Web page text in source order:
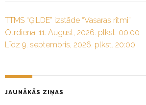
TTMS “ĢILDE” izstāde “Vasaras ritmi”
Otrdiena, 11. August, 2026. plkst. 00:00
Līdz 9. septembris, 2026. plkst. 20:00
JAUNĀKĀS ZIŅAS